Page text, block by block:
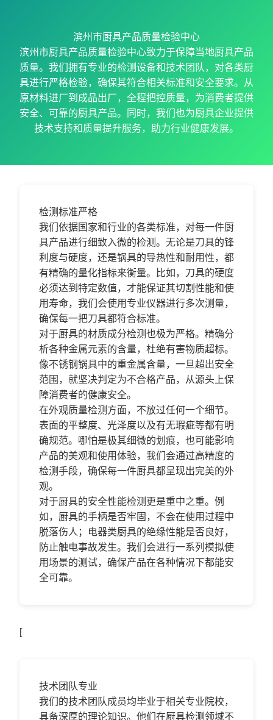
滨州市厨具产品质量检验中心
滨州市厨具产品质量检验中心致力于保障当地厨具产品
质量。我们拥有专业的检测设备和技术团队，对各类厨
具进行严格检验，确保其符合相关标准和安全要求。从
原材料进厂到成品出厂，全程把控质量，为消费者提供
安全、可靠的厨具产品。同时，我们也为厨具企业提供
技术支持和质量提升服务，助力行业健康发展。
检测标准严格
我们依据国家和行业的各类标准，对每一件厨
具产品进行细致入微的检测。无论是刀具的锋
利度与硬度，还是锅具的导热性和耐用性，都
有精确的量化指标来衡量。比如，刀具的硬度
必须达到特定数值，才能保证其切割性能和使
用寿命，我们会使用专业仪器进行多次测量，
确保每一把刀具都符合标准。
对于厨具的材质成分检测也极为严格。精确分
析各种金属元素的含量，杜绝有害物质超标。
像不锈钢锅具中的重金属含量，一旦超出安全
范围，就坚决判定为不合格产品，从源头上保
障消费者的健康安全。
在外观质量检测方面，不放过任何一个细节。
表面的平整度、光泽度以及有无瑕疵等都有明
确规范。哪怕是极其细微的划痕，也可能影响
产品的美观和使用体验，我们会通过高精度的
检测手段，确保每一件厨具都呈现出完美的外
观。
对于厨具的安全性能检测更是重中之重。例
如，厨具的手柄是否牢固，不会在使用过程中
脱落伤人；电器类厨具的绝缘性能是否良好，
防止触电事故发生。我们会进行一系列模拟使
用场景的测试，确保产品在各种情况下都能安
全可靠。
[
技术团队专业
我们的技术团队成员均毕业于相关专业院校，
具备深厚的理论知识。他们在厨具检测领域不